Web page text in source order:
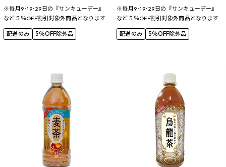
※毎月9･19･29日の『サンキューデー』
など５％OFF割引対象外商品となります
配送のみ 5％OFF除外品
※毎月9･19･29日の『サンキューデー』
など５％OFF割引対象外商品となります
配送のみ 5％OFF除外品